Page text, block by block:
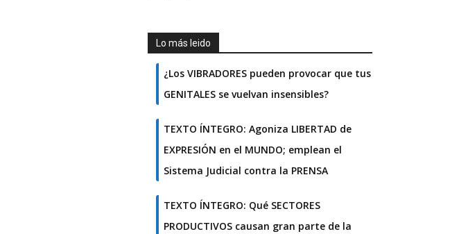
Lo más leido
¿Los VIBRADORES pueden provocar que tus
GENITALES se vuelvan insensibles?
TEXTO ÍNTEGRO: Agoniza LIBERTAD de
EXPRESIÓN en el MUNDO; emplean el
Sistema Judicial contra la PRENSA
TEXTO ÍNTEGRO: Qué SECTORES
PRODUCTIVOS causan gran parte de la